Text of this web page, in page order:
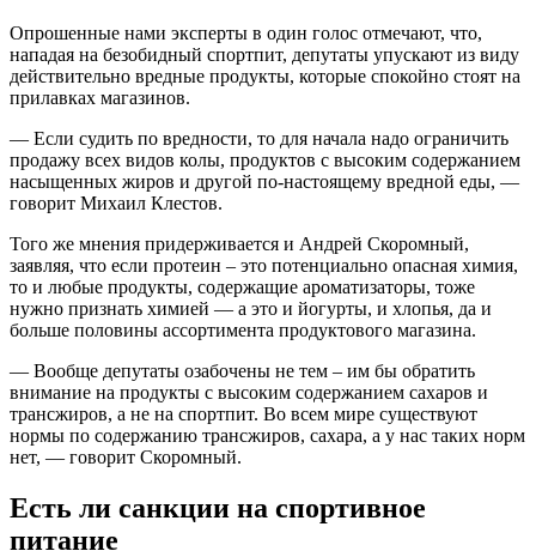
Опрошенные нами эксперты в один голос отмечают, что,
нападая на безобидный спортпит, депутаты упускают из виду
действительно вредные продукты, которые спокойно стоят на
прилавках магазинов.
— Если судить по вредности, то для начала надо ограничить
продажу всех видов колы, продуктов с высоким содержанием
насыщенных жиров и другой по-настоящему вредной еды, —
говорит Михаил Клестов.
Того же мнения придерживается и Андрей Скоромный,
заявляя, что если протеин – это потенциально опасная химия,
то и любые продукты, содержащие ароматизаторы, тоже
нужно признать химией — а это и йогурты, и хлопья, да и
больше половины ассортимента продуктового магазина.
— Вообще депутаты озабочены не тем – им бы обратить
внимание на продукты с высоким содержанием сахаров и
трансжиров, а не на спортпит. Во всем мире существуют
нормы по содержанию трансжиров, сахара, а у нас таких норм
нет, — говорит Скоромный.
Есть ли санкции на спортивное
питание